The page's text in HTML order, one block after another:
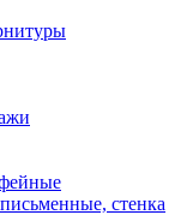
стенка